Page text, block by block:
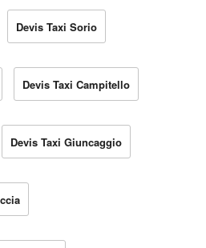
Devis Taxi Sorio
Devis Taxi Campitello
Devis Taxi Giuncaggio